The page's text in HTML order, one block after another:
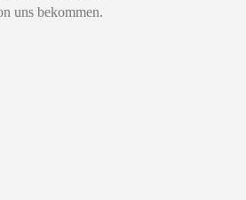
uns bekommen.